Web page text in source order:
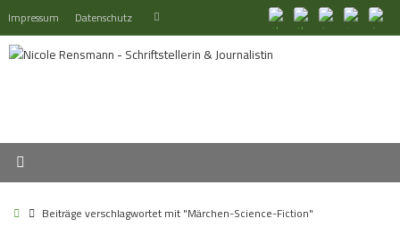
Inhalt
springen
Impressum Datenschutz Suchen
StartBeiträge verschlagwortet mit "Märchen-Science-Fiction"